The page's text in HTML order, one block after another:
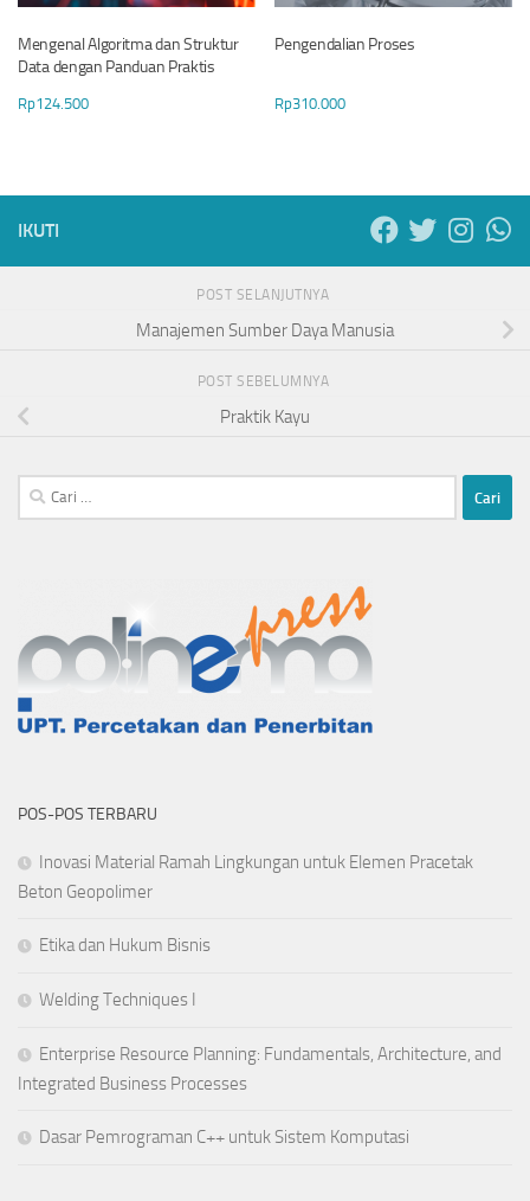
Mengenal Algoritma dan Struktur
Data dengan Panduan Praktis
Rp124.500
Pengendalian Proses
Rp310.000
IKUTI
POST SELANJUTNYA
Manajemen Sumber Daya Manusia
POST SEBELUMNYA
Praktik Kayu
Cari
untuk:
POS-POS TERBARU
Inovasi Material Ramah Lingkungan untuk Elemen Pracetak
Beton Geopolimer
Etika dan Hukum Bisnis
Welding Techniques I
Enterprise Resource Planning: Fundamentals, Architecture, and
Integrated Business Processes
Dasar Pemrograman C++ untuk Sistem Komputasi